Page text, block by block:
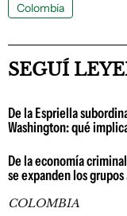
Colombia
SEGUÍ
De la Espriella
Washington: qué
De la economía
se expanden los
COLOMBIA